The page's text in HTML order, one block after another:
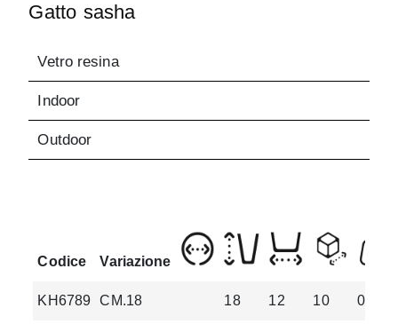
Gatto sasha
Vetro resina
Indoor
Outdoor
Codice Variazione
KH6789 CM.18 18 12 10 0.35